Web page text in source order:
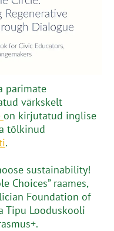
parimate
värkskelt
on kirjutatud inglise
tõlkinud
.
sustainability!
Choices” raames,
Foundation of
Tipu Looduskooli